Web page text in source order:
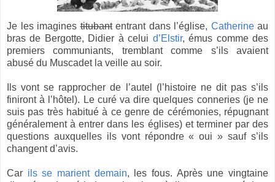
Je les imaginestitubantentrant dans l’église, Catherineau
bras de Bergotte, Didier à celui d’Elstir, émus comme des
premiers communiants, tremblant comme s’ils avaient
abusé du Muscadet la veille au soir.
Ils vont se rapprocher de l’autel (l’histoire ne dit pas s’ils
finiront à l’hôtel). Le curé va dire quelques conneries (je ne
suis pas très habitué à ce genre de cérémonies, répugnant
généralement à entrer dans les églises) et terminer par des
questions auxquelles ils vont répondre « oui » sauf s’ils
changent d’avis.
Car ils se marient demain, les fous. Après une vingtaine